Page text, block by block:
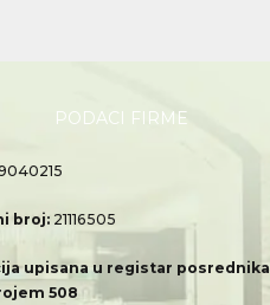
PODACI FIRME
broj: 21116505
upisana u registar posrednika
508